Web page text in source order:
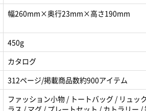
幅260mm×奥行23mm×高さ190mm
450g
カタログ
312ページ/掲載商品数約900アイテム
ファッション小物 / トートバッグ / リュッ
ラス / マグ / プレートセット / カトラリー